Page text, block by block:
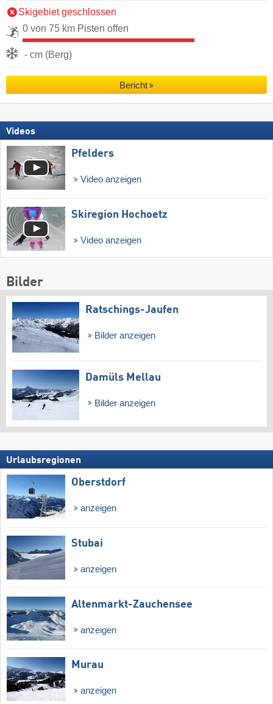
Skigebiet geschlossen
0 von 75 km Pisten offen
- cm (Berg)
Bericht
Videos
Pfelders
Video anzeigen
Skiregion Hochoetz
Video anzeigen
Bilder
Ratschings-Jaufen
Bilder anzeigen
Damüls Mellau
Bilder anzeigen
Urlaubsregionen
Oberstdorf
anzeigen
Stubai
anzeigen
Altenmarkt-Zauchensee
anzeigen
Murau
anzeigen